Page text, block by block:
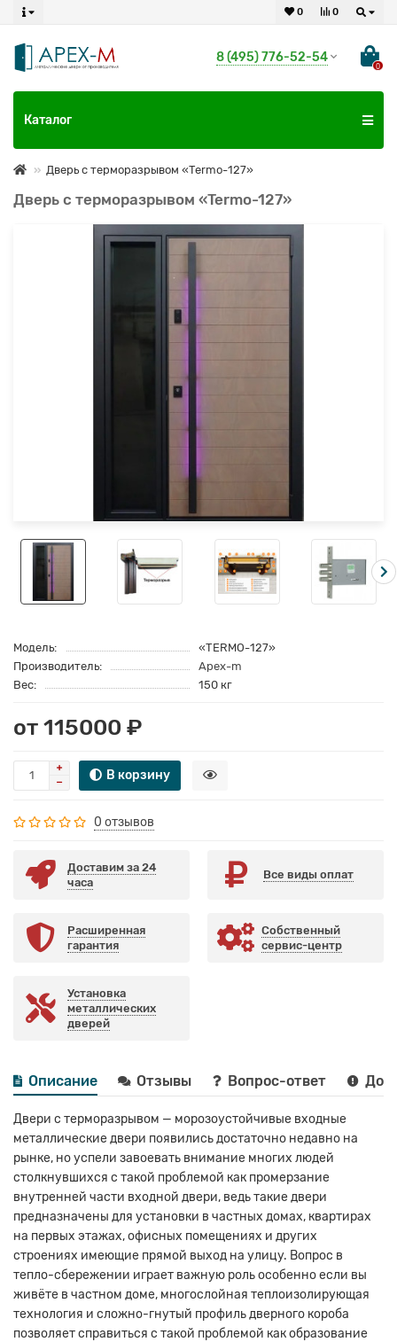
0
0
8 (495) 776-52-54
0
Каталог
Дверь с терморазрывом «Termo-127»
Дверь с терморазрывом «Termo-127»
Модель:
«TERMO-127»
Производитель:
Apex-m
Вес:
150 кг
от 115000 ₽
В корзину
0 отзывов
Доставим за 24
часа
Все виды оплат
Расширенная
гарантия
Собственный
сервис-центр
Установка
металлических
дверей
Описание Отзывы Вопрос-ответ
Двери с терморазрывом — морозоустойчивые входные
металлические двери появились достаточно недавно на
рынке, но успели завоевать внимание многих людей
столкнувшихся с такой проблемой как промерзание
внутренней части входной двери, ведь такие двери
предназначены для установки в частных домах, квартирах
на первых этажах, офисных помещениях и других
строениях имеющие прямой выход на улицу. Вопрос в
тепло-сбережении играет важную роль особенно если вы
живёте в частном доме, многослойная теплоизолирующая
технология и сложно-гнутый профиль дверного короба
позволяет справиться с такой проблемой как образование